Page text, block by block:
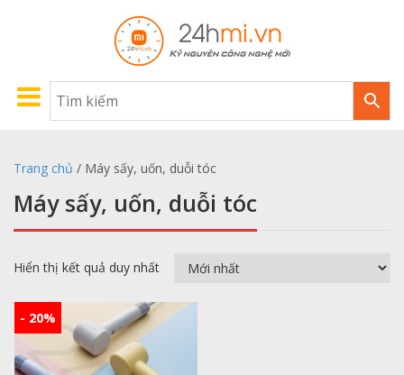
Trang chủ / Máy sấy, uốn, duỗi tóc
Máy sấy, uốn, duỗi tóc
Hiển thị kết quả duy nhất
- 20%